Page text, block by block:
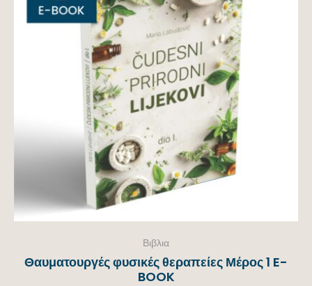
Βιβλια
Θαυματουργές φυσικές θεραπείες Μέρος 1 E-
BOOK